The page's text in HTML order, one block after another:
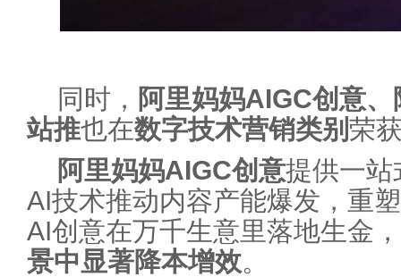
同时， 阿里妈妈AIGC创意
站推也在数字技术营销类别荣
阿里妈妈AIGC创意提供一站
AI技术推动内容产能爆发，重
AI创意在万千生意里落地生金，
景中显著降本增效。